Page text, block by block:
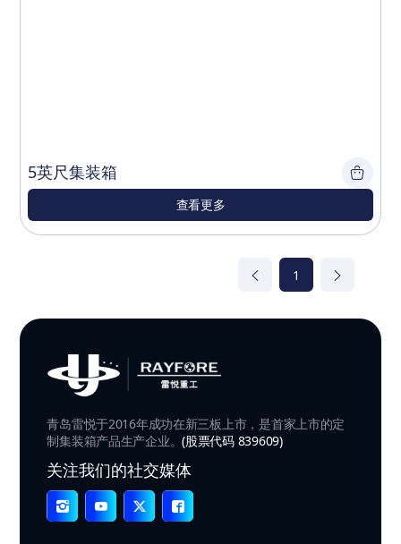
5英尺集装箱
查看更多
1
青岛雷悦于2016年成功在新三板上市，是首家上市的定
制集装箱产品生产企业。(股票代码 839609)
关注我们的社交媒体